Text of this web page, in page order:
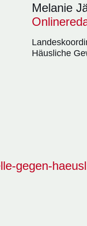
Melanie
Häusliche
gegen-